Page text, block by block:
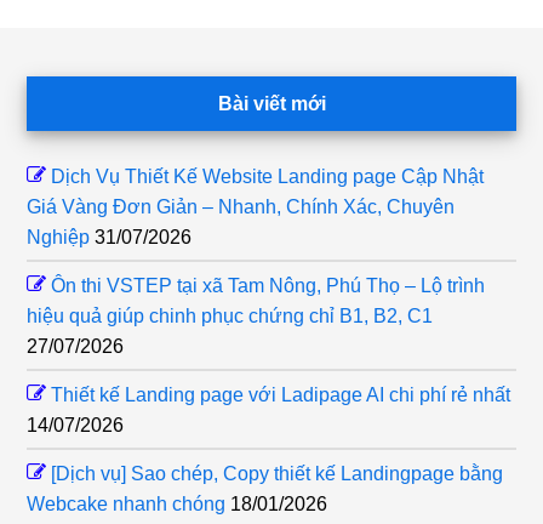
Bài viết mới
Dịch Vụ Thiết Kế Website Landing page Cập Nhật
Giá Vàng Đơn Giản – Nhanh, Chính Xác, Chuyên
Nghiệp 31/07/2026
Ôn thi VSTEP tại xã Tam Nông, Phú Thọ – Lộ trình
hiệu quả giúp chinh phục chứng chỉ B1, B2, C1
27/07/2026
Thiết kế Landing page với Ladipage AI chi phí rẻ nhất
14/07/2026
[Dịch vụ] Sao chép, Copy thiết kế Landingpage bằng
Webcake nhanh chóng 18/01/2026